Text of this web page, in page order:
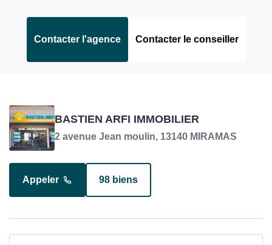
Contacter l'agence Contacter le conseiller
ARFI VICTORIN
Responsable transaction en charge du bien
Appeler 15 biens
BASTIEN ARFI IMMOBILIER
2 avenue Jean moulin, 13140 MIRAMAS
Appeler 98 biens